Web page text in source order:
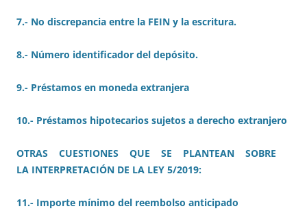
7.- No discrepancia entre la FEIN y la escritura.
8.- Número identificador del depósito.
9.- Préstamos en moneda extranjera
10.- Préstamos hipotecarios sujetos a derecho extranjero
OTRAS CUESTIONES QUE SE PLANTEAN SOBRE
LA INTERPRETACIÓN DE LA LEY 5/2019:
11.- Importe mínimo del reembolso anticipado